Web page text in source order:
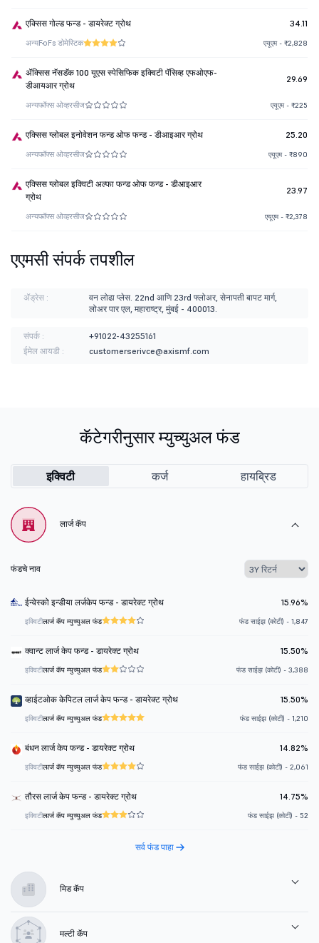
एक्सिस गोल्ड फन्ड - डायरेक्ट ग्रोथ 34.11
अन्यFoFs डोमेस्टिक एयूएम - ₹2,828
ॲक्सिस नॅसडॅक 100 यूएस स्पेसिफिक इक्विटी पॅसिव्ह एफओएफ-
डीआयआर ग्रोथ
29.69
अन्यफॉफ्स ओव्हरसीज एयूएम - ₹225
एक्सिस ग्लोबल इनोवेशन फन्ड ओफ फन्ड - डीआइआर ग्रोथ 25.20
अन्यफॉफ्स ओव्हरसीज एयूएम - ₹890
एक्सिस ग्लोबल इक्विटी अल्फा फन्ड ओफ फन्ड - डीआइआर
ग्रोथ
23.97
अन्यफॉफ्स ओव्हरसीज एयूएम - ₹2,378
एएमसी संपर्क तपशील
ॲड्रेस :
वन लोढा प्लेस. 22nd आणि 23rd फ्लोअर, सेनापती बापट मार्ग,
लोअर पार एल, महाराष्ट्र, मुंबई - 400013.
संपर्क :
+91022-43255161
ईमेल आयडी :
customerserivce@axismf.com
कॅटेगरीनुसार म्युच्युअल फंड
इक्विटी कर्ज हायब्रिड
लार्ज कॅप
फंडचे नाव
ईन्वेस्को इन्डीया लर्जकेप फन्ड - डायरेक्ट ग्रोथ 15.96%
इक्विटीलार्ज कॅप म्युच्युअल फंड फंड साईझ (कोटी) - 1,847
क्वान्ट लार्ज केप फन्ड - डायरेक्ट ग्रोथ 15.50%
इक्विटीलार्ज कॅप म्युच्युअल फंड फंड साईझ (कोटी) - 3,388
व्हाईटओक केपिटल लार्ज केप फन्ड - डायरेक्ट ग्रोथ 15.50%
इक्विटीलार्ज कॅप म्युच्युअल फंड फंड साईझ (कोटी) - 1,210
बंधन लार्ज केप फन्ड - डायरेक्ट ग्रोथ 14.82%
इक्विटीलार्ज कॅप म्युच्युअल फंड फंड साईझ (कोटी) - 2,061
तौरस लार्ज केप फन्ड - डायरेक्ट ग्रोथ 14.75%
इक्विटीलार्ज कॅप म्युच्युअल फंड फंड साईझ (कोटी) - 52
सर्व फंड पाहा
मिड कॅप
मल्टी कॅप